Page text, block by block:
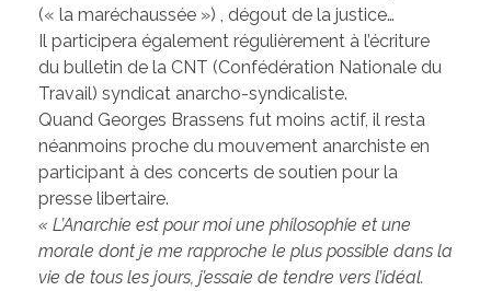
(« la maréchaussée ») , dégout de la justice…
Il participera également régulièrement à l’écriture
du bulletin de la CNT (Confédération Nationale du
Travail) syndicat anarcho-syndicaliste.
Quand Georges Brassens fut moins actif, il resta
néanmoins proche du mouvement anarchiste en
participant à des concerts de soutien pour la
presse libertaire.
« L’Anarchie est pour moi une philosophie et une
morale dont je me rapproche le plus possible dans la
vie de tous les jours, j’essaie de tendre vers l’idéal.